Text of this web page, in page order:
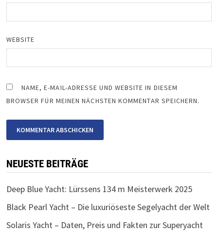
WEBSITE
NAME, E-MAIL-ADRESSE UND WEBSITE IN DIESEM
BROWSER FÜR MEINEN NÄCHSTEN KOMMENTAR SPEICHERN.
NEUESTE BEITRÄGE
Deep Blue Yacht: Lürssens 134 m Meisterwerk 2025
Black Pearl Yacht – Die luxuriöseste Segelyacht der Welt
Solaris Yacht – Daten, Preis und Fakten zur Superyacht